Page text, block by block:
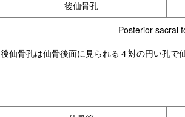
後仙骨孔
Posterior sacral
後仙骨孔は仙骨後面に見られる４対の円い孔で